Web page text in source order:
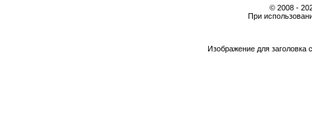
© 2008 -
При
Изображение для